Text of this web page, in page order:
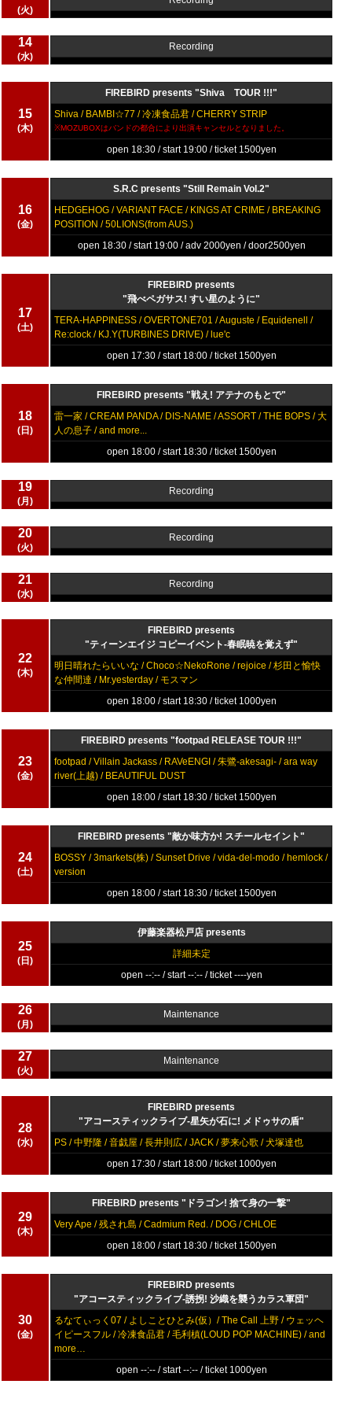
(火)
14
(水)
Recording
15
(木)
FIREBIRD presents "Shiva TOUR !!!"
Shiva / BAMBI☆77 / 冷凍食品君 / CHERRY STRIP
※MOZUBOXはバンドの都合により出演キャンセルとなりました。
open 18:30 / start 19:00 / ticket 1500yen
16
(金)
S.R.C presents "Still Remain Vol.2"
HEDGEHOG / VARIANT FACE / KINGS AT CRIME / BREAKING
POSITION / 50LIONS(from AUS.)
open 18:30 / start 19:00 / adv 2000yen / door2500yen
17
(土)
FIREBIRD presents
"飛べペガサス! すい星のように"
TERA-HAPPINESS / OVERTONE701 / Auguste / Equidenell /
Re:clock / KJ.Y(TURBINES DRIVE) / lue'c
open 17:30 / start 18:00 / ticket 1500yen
18
(日)
FIREBIRD presents "戦え! アテナのもとで"
雷一家 / CREAM PANDA / DIS-NAME / ASSORT / THE BOPS / 大
人の息子 / and more...
open 18:00 / start 18:30 / ticket 1500yen
19
(月)
Recording
20
(火)
Recording
21
(水)
Recording
22
(木)
FIREBIRD presents
"ティーンエイジ コピーイベント-春眠暁を覚えず"
明日晴れたらいいな / Choco☆NekoRone / rejoice / 杉田と愉快
な仲間達 / Mr.yesterday / モスマン
open 18:00 / start 18:30 / ticket 1000yen
23
(金)
FIREBIRD presents "footpad RELEASE TOUR !!!"
footpad / Villain Jackass / RAVeENGI / 朱鷺-akesagi- / ara way
river(上越) / BEAUTIFUL DUST
open 18:00 / start 18:30 / ticket 1500yen
24
(土)
FIREBIRD presents "敵か味方か! スチールセイント"
BOSSY / 3markets(株) / Sunset Drive / vida-del-modo / hemlock /
version
open 18:00 / start 18:30 / ticket 1500yen
25
(日)
伊藤楽器松戸店 presents
詳細未定
open --:-- / start --:-- / ticket ----yen
26
(月)
Maintenance
27
(火)
Maintenance
28
(水)
FIREBIRD presents
"アコースティックライブ-星矢が石に! メドゥサの盾"
PS / 中野隆 / 音戯屋 / 長井則広 / JACK / 夢来心歌 / 犬塚達也
open 17:30 / start 18:00 / ticket 1000yen
29
(木)
FIREBIRD presents "ドラゴン! 捨て身の一撃"
Very Ape / 残され島 / Cadmium Red. / DOG / CHLOE
open 18:00 / start 18:30 / ticket 1500yen
30
(金)
FIREBIRD presents
"アコースティックライブ-誘拐! 沙織を襲うカラス軍団"
るなてぃっく07 / よしことひとみ(仮）/ The Call 上野 / ウェッヘ
イピースフル / 冷凍食品君 / 毛利槙(LOUD POP MACHINE) / and
more…
open --:-- / start --:-- / ticket 1000yen